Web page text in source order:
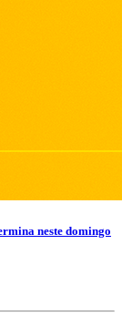
neste domingo